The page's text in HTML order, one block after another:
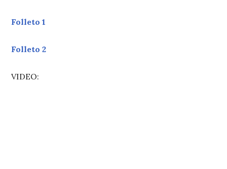
Folleto 1
Folleto 2
VIDEO: